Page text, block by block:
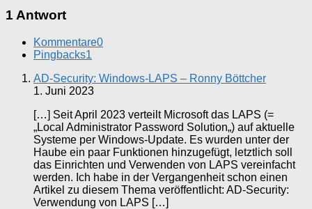
1 Antwort
Kommentare0
Pingbacks1
AD-Security: Windows-LAPS – Ronny Böttcher
1. Juni 2023
[…] Seit April 2023 verteilt Microsoft das LAPS (=
„Local Administrator Password Solution„) auf aktuelle
Systeme per Windows-Update. Es wurden unter der
Haube ein paar Funktionen hinzugefügt, letztlich soll
das Einrichten und Verwenden von LAPS vereinfacht
werden. Ich habe in der Vergangenheit schon einen
Artikel zu diesem Thema veröffentlicht: AD-Security:
Verwendung von LAPS […]